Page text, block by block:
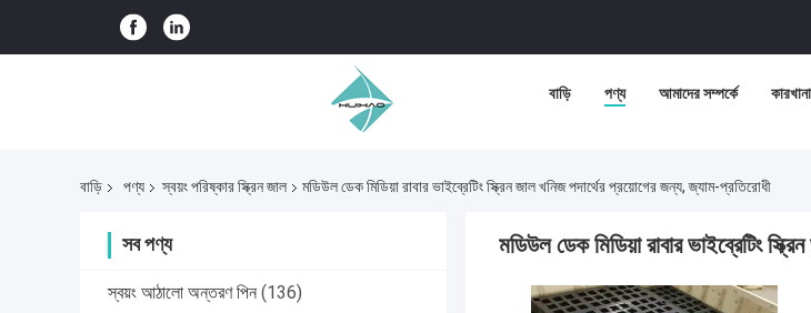
বাড়ি পণ্য আমাদের সম্পর্কে
বাড়ি পণ্য স্বয়ং পরিষ্কার স্ক্রিন জাল মডিউল ডেক মিডিয়া রাবার ভাইব্রেটিং স্ক্রিন জাল খনিজ পদার্থের প্রয়োগের জন্য, জ্যাম-প্রতিরোধী
সব পণ্য
স্বয়ং আঠালো অন্তরণ পিন (136)
মডিউল ডেক মিডিয়া রাবার ভাইব্রেটিং